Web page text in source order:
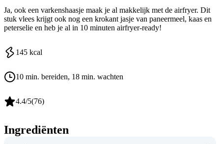
Ja, ook een varkenshaasje maak je al makkelijk met de airfryer. Dit
stuk vlees krijgt ook nog een krokant jasje van paneermeel, kaas en
peterselie en heb je al in 10 minuten airfryer-ready!
145 kcal
10 min. bereiden, 18 min. wachten
4.4/5(76)
Ingrediënten